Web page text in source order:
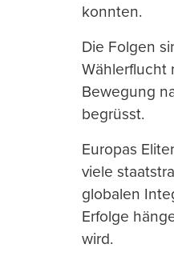
konnten.
Die Folgen
Wählerflucht
Bewegung
begrüsst.
Europas
viele
globalen
Erfolge
wird.